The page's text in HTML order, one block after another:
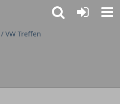
VW Treffen